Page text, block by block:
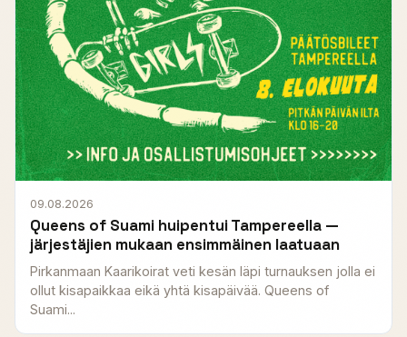
09.08.2026
Queens of Suami huipentui Tampereella —
järjestäjien mukaan ensimmäinen laatuaan
Pirkanmaan Kaarikoirat veti kesän läpi turnauksen jolla ei
ollut kisapaikkaa eikä yhtä kisapäivää. Queens of
Suami...